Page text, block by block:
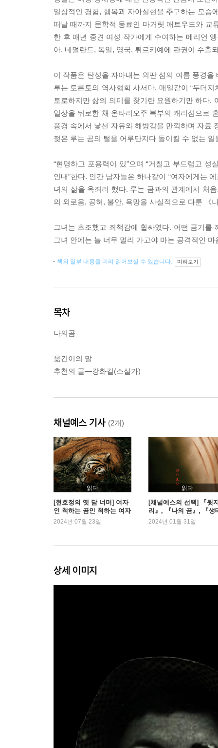
일상적인 경험, 행복과 자아실현을 추구하는 모습
떠날 때까지 문학적 동료인 마거릿 애트우드와
한 후 매년 중견 여성 작가에게 수여하는 메리언
아, 네덜란드, 독일, 영국, 튀르키예에 판권이 수출
이 작품은 탄성을 자아내는 외딴 섬의 여름 풍경
루는 토론토의 역사협회 사서다. 매일같이 “두더
토로하지만 삶의 의미를 찾기란 요원하기만 하다.
일상을 뒤로한 채 온타리오주 북부의 캐리섬으로
풍경 속에서 낯선 자유와 해방감을 만끽하며 자료
젖은 루는 곰의 털을 어루만지다 돌이킬 수 없는 일
“현명하고 포용력이 있”으며 “거칠고 부드럽고
인내”한다. 인간 남자들은 하나같이 “여자에게는
녀의 삶을 옥죄려 했다. 루는 곰과의 관계에서 처
의 외로움, 공허, 불안, 욕망을 사실적으로 다룬 《
그녀는 초조했고 죄책감에 휩싸였다. 어떤 금기
그녀 안에는 늘 너무 멀리 가고야 마는 공격적인
책의 일부 내용을 미리 읽어보실 수 있습니다. 미리보기
목차
나의곰
옮긴이의 말
추천의 글―강화길(소설가)
채널예스 기사 (2개)
읽다
[현호정의 옛 담 너머] 여자
인 척하는 곰인 척하는 여자
아니면 아예 호랑이
2024년 07월 23일
읽다
[채널예스의 선택] 『뒷
리』, 『나의 곰』, 『생
시민을 위한 동물지리와
2024년 01월 31일
상세 이미지